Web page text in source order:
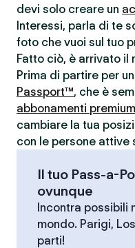
devi solo creare un
Interessi, parla di te
foto che vuoi sul tuo
Fatto ciò, è arrivato il
Prima di partire per
Passport™, che è
abbonamenti premium
cambiare la tua
con le persone attive
Il tuo Pass-a-
ovunque
Incontra possibili
mondo. Parigi,
parti!